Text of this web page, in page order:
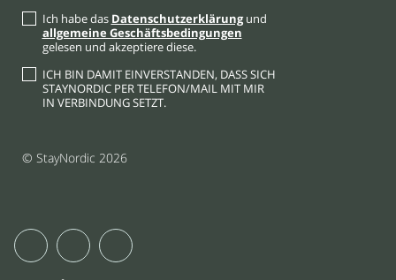
Ich habe das Datenschutzerklärungund
allgemeine Geschäftsbedingungen
gelesen und akzeptiere diese.
ICH BIN DAMIT EINVERSTANDEN, DASS SICH
STAYNORDIC PER TELEFON/MAIL MIT MIR
IN VERBINDUNG SETZT.
© StayNordic 2026